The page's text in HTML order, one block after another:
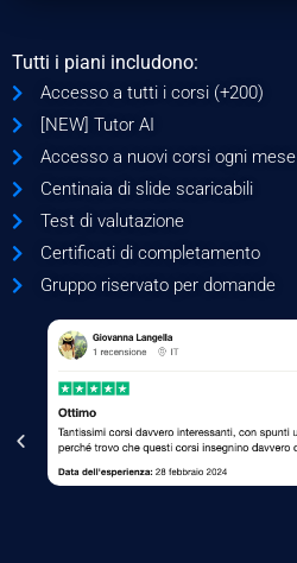
Tutti i piani includono:
Accesso a tutti i corsi (+200)
[NEW] Tutor AI
Accesso a nuovi corsi ogni mese
Centinaia di slide scaricabili
Test di valutazione
Certificati di completamento
Gruppo riservato per domande